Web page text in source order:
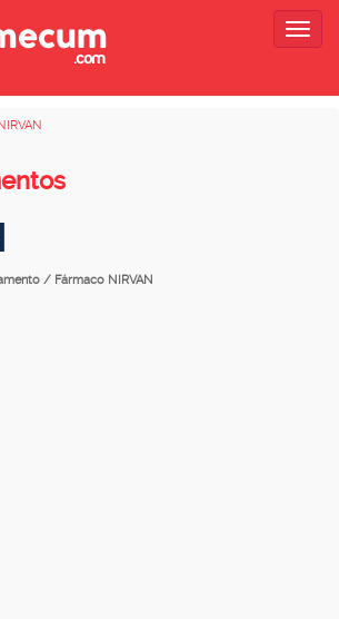
/ Fármaco NIRVAN